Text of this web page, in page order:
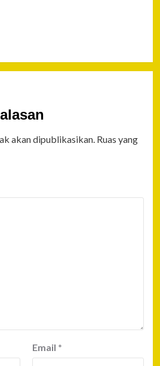
akan dipublikasikan. Ruas yang
Email *